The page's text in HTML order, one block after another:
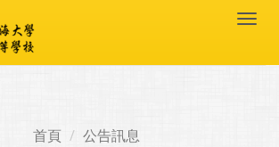
首頁
公告訊息